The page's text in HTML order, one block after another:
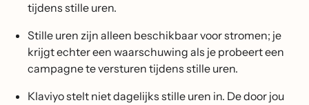
tijdens stille uren.
Stille uren zijn alleen beschikbaar voor stromen; je
krijgt echter een waarschuwing als je probeert een
campagne te versturen tijdens stille uren.
Klaviyo stelt niet dagelijks stille uren in. De door jou